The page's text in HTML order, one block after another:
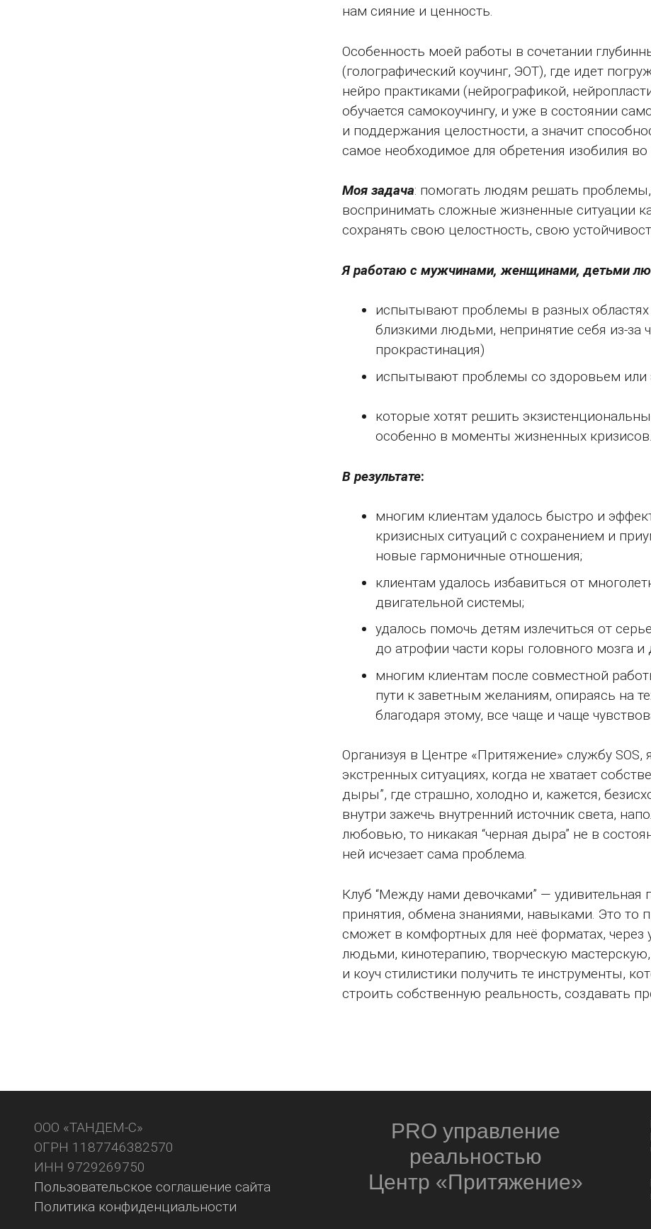
нам сияние и ценность.
Особенность моей работы в сочетании
(голографический коучинг, ЭОТ), где идет
нейро практиками (нейрографикой,
обучается самокоучингу, и уже в состоянии
и поддержания целостности, а значит
самое необходимое для обретения изобилия во
Моя задача: помогать людям решать
воспринимать сложные жизненные ситуации
сохранять свою целостность, свою
Я работаю с мужчинами, женщинами, детьми
испытывают проблемы в разных
близкими людьми, непринятие себя из-за
прокрастинация)
испытывают проблемы со здоровьем или
которые хотят решить
особенно в моменты жизненных кризисов.
В результате:
многим клиентам удалось быстро и
кризисных ситуаций с сохранением и
новые гармоничные отношения;
клиентам удалось избавиться от
двигательной системы;
удалось помочь детям излечиться от
до атрофии части коры головного мозга и
многим клиентам после совместной
пути к заветным желаниям, опираясь на
благодаря этому, все чаще и чаще
Организуя в Центре «Притяжение» службу
экстренных ситуациях, когда не хватает
дыры”, где страшно, холодно и, кажется,
внутри зажечь внутренний источник света,
любовью, то никакая “черная дыра” не в
ней исчезает сама проблема.
Клуб “Между нами девочками” — удивительная
принятия, обмена знаниями, навыками. Это то
сможет в комфортных для неё форматах, через
людьми, кинотерапию, творческую
и коуч стилистики получить те инструменты,
строить собственную реальность, создавать
ООО «ТАНДЕМ-С»
ОГРН 1187746382570
ИНН 9729269750
Пользовательское соглашение сайта
Политика конфиденциальности
PRO управление
реальностью
Центр «Притяжение»